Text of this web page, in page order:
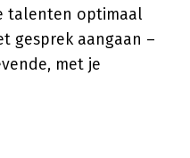
talenten optimaal
gesprek aangaan –
met je